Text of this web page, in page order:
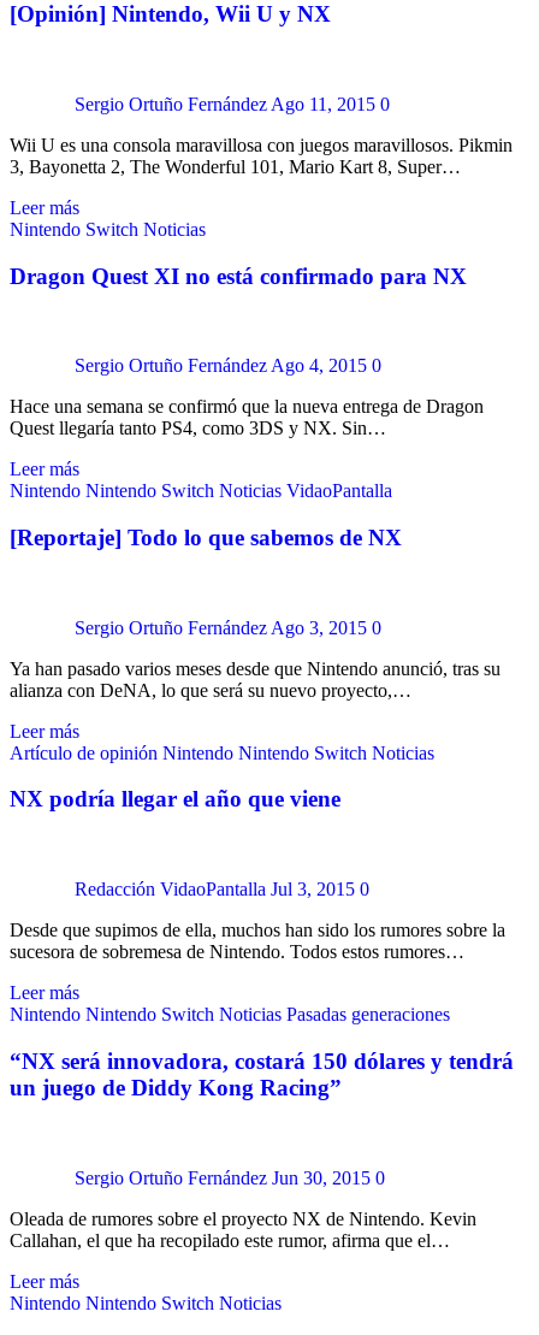
[Opinión] Nintendo, Wii U y NX
Sergio Ortuño Fernández Ago 11, 2015 0
Wii U es una consola maravillosa con juegos maravillosos. Pikmin
3, Bayonetta 2, The Wonderful 101, Mario Kart 8, Super…
Leer más
Nintendo Switch Noticias
Dragon Quest XI no está confirmado para NX
Sergio Ortuño Fernández Ago 4, 2015 0
Hace una semana se confirmó que la nueva entrega de Dragon
Quest llegaría tanto PS4, como 3DS y NX. Sin…
Leer más
Nintendo Nintendo Switch Noticias VidaoPantalla
[Reportaje] Todo lo que sabemos de NX
Sergio Ortuño Fernández Ago 3, 2015 0
Ya han pasado varios meses desde que Nintendo anunció, tras su
alianza con DeNA, lo que será su nuevo proyecto,…
Leer más
Artículo de opinión Nintendo Nintendo Switch Noticias
NX podría llegar el año que viene
Redacción VidaoPantalla Jul 3, 2015 0
Desde que supimos de ella, muchos han sido los rumores sobre la
sucesora de sobremesa de Nintendo. Todos estos rumores…
Leer más
Nintendo Nintendo Switch Noticias Pasadas generaciones
“NX será innovadora, costará 150 dólares y tendrá
un juego de Diddy Kong Racing”
Sergio Ortuño Fernández Jun 30, 2015 0
Oleada de rumores sobre el proyecto NX de Nintendo. Kevin
Callahan, el que ha recopilado este rumor, afirma que el…
Leer más
Nintendo Nintendo Switch Noticias